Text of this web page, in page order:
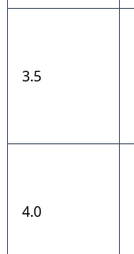
3.5
4.0